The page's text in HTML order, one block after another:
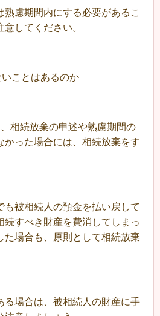
熟慮期間内にする必要があるこ
してください。
ことはあるのか
相続放棄の申述や熟慮期間の
かった場合には、相続放棄をす
も被相続人の預金を払い戻して
続すべき財産を費消してしまっ
た場合も、原則として相続放棄
る場合は、被相続人の財産に手